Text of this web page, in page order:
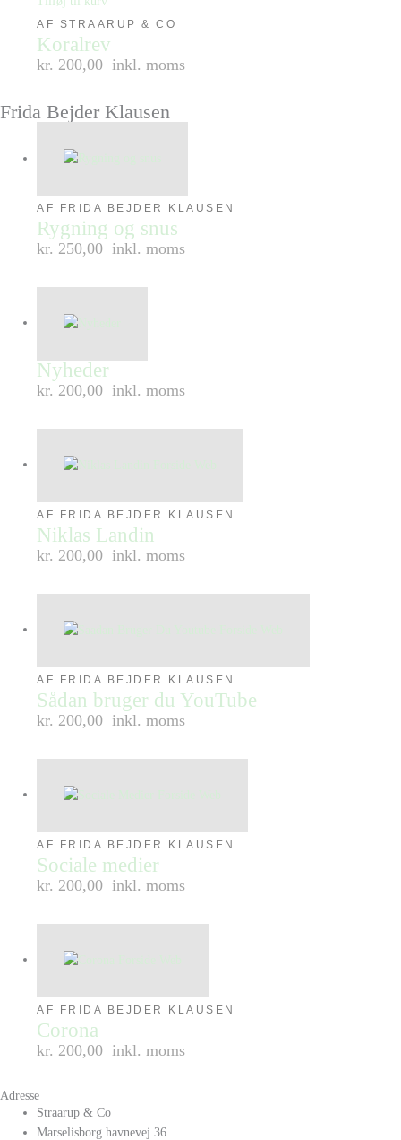
AF STRAARUP & CO
Koralrev
kr. 200,00 inkl. moms
Frida Bejder Klausen
AF FRIDA BEJDER KLAUSEN
Rygning og snus
kr. 250,00 inkl. moms
Nyheder
kr. 200,00 inkl. moms
AF FRIDA BEJDER KLAUSEN
Niklas Landin
kr. 200,00 inkl. moms
AF FRIDA BEJDER KLAUSEN
Sådan bruger du YouTube
kr. 200,00 inkl. moms
AF FRIDA BEJDER KLAUSEN
Sociale medier
kr. 200,00 inkl. moms
AF FRIDA BEJDER KLAUSEN
Corona
kr. 200,00 inkl. moms
Adresse
Straarup & Co
Marselisborg havnevej 36